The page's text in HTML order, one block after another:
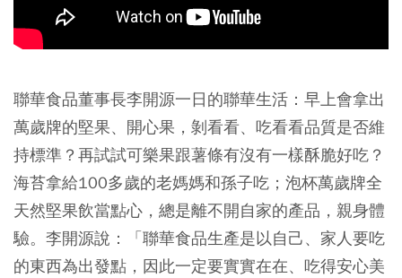
聯華食品董事長李開源一日的聯華生活：早上會拿出
萬歲牌的堅果、開心果，剝看看、吃看看品質是否維
持標準？再試試可樂果跟薯條有沒有一樣酥脆好吃？
海苔拿給100多歲的老媽媽和孫子吃；泡杯萬歲牌全
天然堅果飲當點心，總是離不開自家的產品，親身體
驗。李開源說：「聯華食品生產是以自己、家人要吃
的東西為出發點，因此一定要實實在在、吃得安心美